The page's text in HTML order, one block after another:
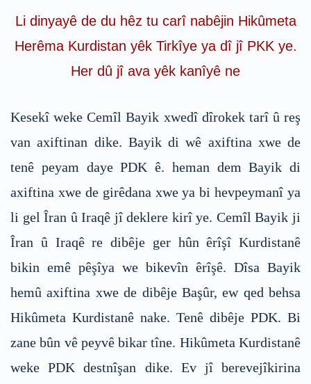
Li dinyayê de du hêz tu carî nabêjin Hikûmeta
Herêma Kurdistan yêk Tirkîye ya dî jî PKK ye.
Her dû jî ava yêk kanîyê ne
Kesekî weke Cemîl Bayik xwedî dîrokek tarî û reş
van axiftinan dike. Bayik di wê axiftina xwe de
tenê peyam daye PDK ê. heman dem Bayik di
axiftina xwe de girêdana xwe ya bi hevpeymanî ya
li gel Îran û Iraqê jî deklere kirî ye. Cemîl Bayik ji
Îran û Iraqê re dibêje ger hûn êrîşî Kurdistanê
bikin emê pêşîya we bikevîn êrîşê. Dîsa Bayik
hemû axiftina xwe de dibêje Başûr, ew qed behsa
Hikûmeta Kurdistanê nake. Tenê dibêje PDK. Bi
zane bûn vê peyvê bikar tîne. Hikûmeta Kurdistanê
weke PDK destnîşan dike. Ev jî berevejîkirina